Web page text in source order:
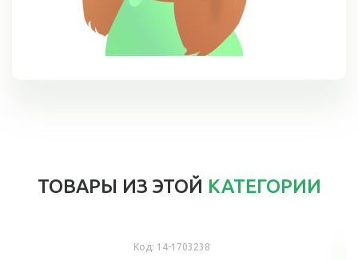
ТОВАРЫ ИЗ ЭТОЙ КАТЕГОРИИ
Код: 14-1703238